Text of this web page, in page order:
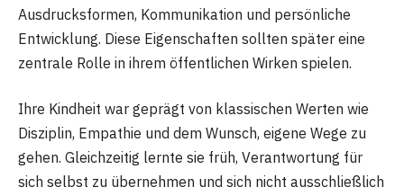
Ausdrucksformen, Kommunikation und persönliche
Entwicklung. Diese Eigenschaften sollten später eine
zentrale Rolle in ihrem öffentlichen Wirken spielen.
Ihre Kindheit war geprägt von klassischen Werten wie
Disziplin, Empathie und dem Wunsch, eigene Wege zu
gehen. Gleichzeitig lernte sie früh, Verantwortung für
sich selbst zu übernehmen und sich nicht ausschließlich